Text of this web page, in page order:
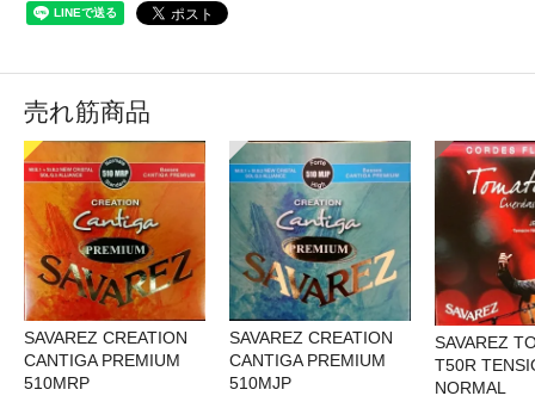
売れ筋商品
SAVAREZ CREATION
CANTIGA PREMIUM
510MRP
SAVAREZ CREATION
CANTIGA PREMIUM
510MJP
SAVAREZ
T50R
NORMAL